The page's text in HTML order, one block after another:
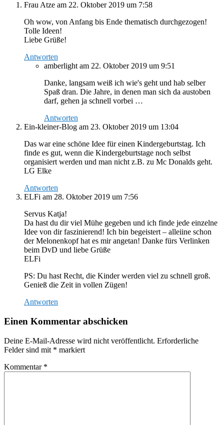
Frau Atze am 22. Oktober 2019 um 7:58
Oh wow, von Anfang bis Ende thematisch durchgezogen!
Tolle Ideen!
Liebe Grüße!
Antworten
amberlight am 22. Oktober 2019 um 9:51
Danke, langsam weiß ich wie's geht und hab selber
Spaß dran. Die Jahre, in denen man sich da austoben
darf, gehen ja schnell vorbei …
Antworten
Ein-kleiner-Blog am 23. Oktober 2019 um 13:04
Das war eine schöne Idee für einen Kindergeburtstag. Ich
finde es gut, wenn die Kindergeburtstage noch selbst
organisiert werden und man nicht z.B. zu Mc Donalds geht.
LG Elke
Antworten
ELFi am 28. Oktober 2019 um 7:56
Servus Katja!
Da hast du dir viel Mühe gegeben und ich finde jede einzelne
Idee von dir faszinierend! Ich bin begeistert – alleiine schon
der Melonenkopf hat es mir angetan! Danke fürs Verlinken
beim DvD und liebe Grüße
ELFi
PS: Du hast Recht, die Kinder werden viel zu schnell groß.
Genieß die Zeit in vollen Zügen!
Antworten
Einen Kommentar abschicken
Deine E-Mail-Adresse wird nicht veröffentlicht. Erforderliche
Felder sind mit * markiert
Kommentar *